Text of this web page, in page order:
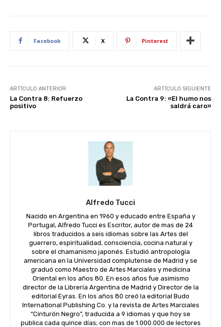
Facebook X Pinterest
ARTÍCULO ANTERIOR
La Contra 8: Refuerzo
positivo
ARTÍCULO SIGUIENTE
La Contra 9: «El humo nos
saldrá caro»
Alfredo Tucci
Nacido en Argentina en 1960 y educado entre España y
Portugal, Alfredo Tucci es Escritor, autor de mas de 24
libros traducidos a seis idiomas sobre las Artes del
guerrero, espiritualidad, consciencia, cocina natural y
sobre el chamanismo japonés. Estudió antropología
americana en la Universidad complutense de Madrid y se
graduó como Maestro de Artes Marciales y medicina
Oriental en los años 80. En esos años fue asimismo
director de la Librería Argentina de Madrid y Director de la
editorial Eyras. En los años 80 creó la editorial Budo
International Publishing Co. y la revista de Artes Marciales
“Cinturón Negro”, traducida a 9 idiomas y que hoy se
publica cada quince días; con mas de 1.000.000 de lectores